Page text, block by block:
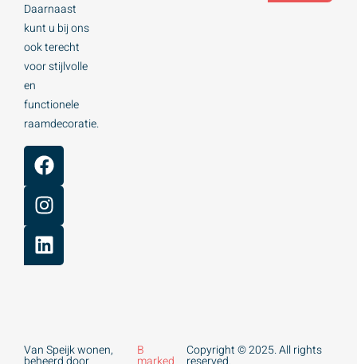
Daarnaast
kunt u bij ons
ook terecht
voor stijlvolle
en
functionele
raamdecoratie.
Van Speijk wonen, B Copyright © 2025. All rights